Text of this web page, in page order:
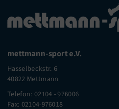
mettmann-sport e.V.
Hasselbeckstr. 6
40822 Mettmann
Telefon: 02104 - 976006
Fax: 02104-976018